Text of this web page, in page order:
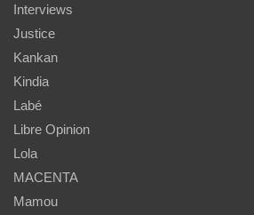
Interviews
Justice
Kankan
Kindia
Labé
Libre Opinion
Lola
MACENTA
Mamou